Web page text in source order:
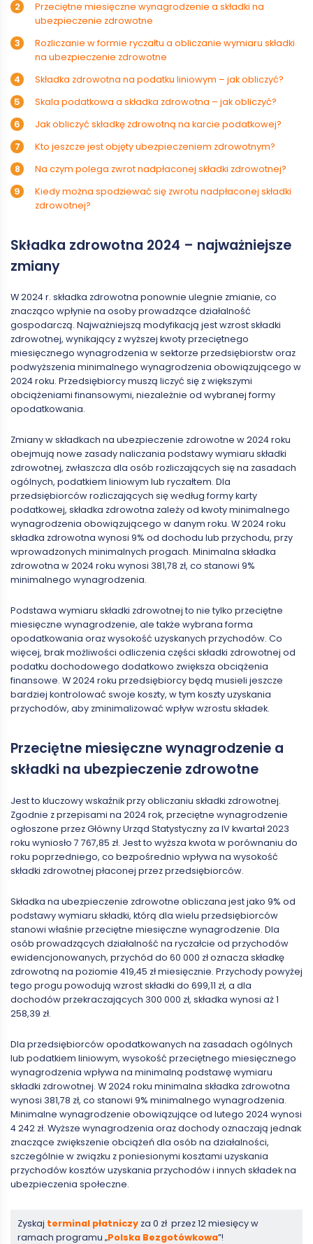
Przeciętne miesięczne wynagrodzenie a składki na
ubezpieczenie zdrowotne
Rozliczanie w formie ryczałtu a obliczanie wymiaru składki
na ubezpieczenie zdrowotne
Składka zdrowotna na podatku liniowym – jak obliczyć?
Skala podatkowa a składka zdrowotna – jak obliczyć?
Jak obliczyć składkę zdrowotną na karcie podatkowej?
Kto jeszcze jest objęty ubezpieczeniem zdrowotnym?
Na czym polega zwrot nadpłaconej składki zdrowotnej?
Kiedy można spodziewać się zwrotu nadpłaconej składki
zdrowotnej?
Składka zdrowotna 2024 – najważniejsze
zmiany
W 2024 r. składka zdrowotna ponownie ulegnie zmianie, co
znacząco wpłynie na osoby prowadzące działalność
gospodarczą. Najważniejszą modyfikacją jest wzrost składki
zdrowotnej, wynikający z wyższej kwoty przeciętnego
miesięcznego wynagrodzenia w sektorze przedsiębiorstw oraz
podwyższenia minimalnego wynagrodzenia obowiązującego w
2024 roku. Przedsiębiorcy muszą liczyć się z większymi
obciążeniami finansowymi, niezależnie od wybranej formy
opodatkowania.
Zmiany w składkach na ubezpieczenie zdrowotne w 2024 roku
obejmują nowe zasady naliczania podstawy wymiaru składki
zdrowotnej, zwłaszcza dla osób rozliczających się na zasadach
ogólnych, podatkiem liniowym lub ryczałtem. Dla
przedsiębiorców rozliczających się według formy karty
podatkowej, składka zdrowotna zależy od kwoty minimalnego
wynagrodzenia obowiązującego w danym roku. W 2024 roku
składka zdrowotna wynosi 9% od dochodu lub przychodu, przy
wprowadzonych minimalnych progach. Minimalna składka
zdrowotna w 2024 roku wynosi 381,78 zł, co stanowi 9%
minimalnego wynagrodzenia.
Podstawa wymiaru składki zdrowotnej to nie tylko przeciętne
miesięczne wynagrodzenie, ale także wybrana forma
opodatkowania oraz wysokość uzyskanych przychodów. Co
więcej, brak możliwości odliczenia części składki zdrowotnej od
podatku dochodowego dodatkowo zwiększa obciążenia
finansowe. W 2024 roku przedsiębiorcy będą musieli jeszcze
bardziej kontrolować swoje koszty, w tym koszty uzyskania
przychodów, aby zminimalizować wpływ wzrostu składek.
Przeciętne miesięczne wynagrodzenie a
składki na ubezpieczenie zdrowotne
Jest to kluczowy wskaźnik przy obliczaniu składki zdrowotnej.
Zgodnie z przepisami na 2024 rok, przeciętne wynagrodzenie
ogłoszone przez Główny Urząd Statystyczny za IV kwartał 2023
roku wyniosło 7 767,85 zł. Jest to wyższa kwota w porównaniu do
roku poprzedniego, co bezpośrednio wpływa na wysokość
składki zdrowotnej płaconej przez przedsiębiorców.
Składka na ubezpieczenie zdrowotne obliczana jest jako 9% od
podstawy wymiaru składki, którą dla wielu przedsiębiorców
stanowi właśnie przeciętne miesięczne wynagrodzenie. Dla
osób prowadzących działalność na ryczałcie od przychodów
ewidencjonowanych, przychód do 60 000 zł oznacza składkę
zdrowotną na poziomie 419,45 zł miesięcznie. Przychody powyżej
tego progu powodują wzrost składki do 699,11 zł, a dla
dochodów przekraczających 300 000 zł, składka wynosi aż 1
258,39 zł.
Dla przedsiębiorców opodatkowanych na zasadach ogólnych
lub podatkiem liniowym, wysokość przeciętnego miesięcznego
wynagrodzenia wpływa na minimalną podstawę wymiaru
składki zdrowotnej. W 2024 roku minimalna składka zdrowotna
wynosi 381,78 zł, co stanowi 9% minimalnego wynagrodzenia.
Minimalne wynagrodzenie obowiązujące od lutego 2024 wynosi
4 242 zł. Wyższe wynagrodzenia oraz dochody oznaczają jednak
znaczące zwiększenie obciążeń dla osób na działalności,
szczególnie w związku z poniesionymi kosztami uzyskania
przychodów kosztów uzyskania przychodów i innych składek na
ubezpieczenia społeczne.
Zyskaj terminal płatniczy za 0 zł przez 12 miesięcy w
ramach programu „Polska Bezgotówkowa”!